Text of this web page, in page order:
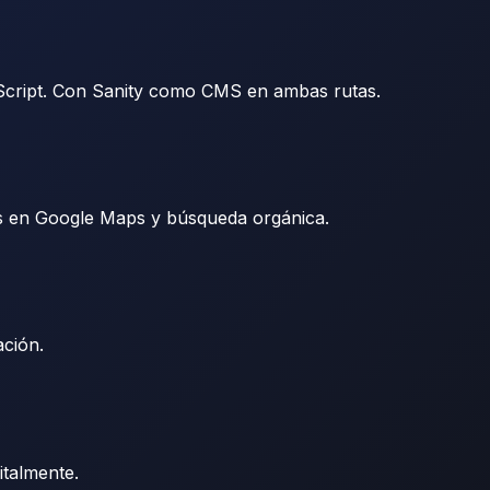
Con Sanity como CMS en ambas rutas.
Google Maps y búsqueda orgánica.